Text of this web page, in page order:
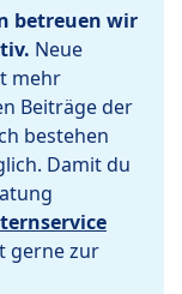
betreuen wir
Neue
mehr
Beiträge der
bestehen
Damit du
gerne zur